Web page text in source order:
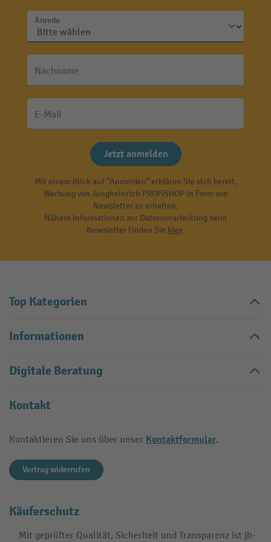
Anrede
Nachname
E-Mail
Jetzt anmelden
Mit einem Klick auf "Anmelden" erklären Sie sich bereit,
Werbung von Jungheinrich PROFISHOP in Form von
Newsletter zu erhalten.
Nähere Informationen zur Datenverarbeitung beim
Newsletter finden Sie hier.
Top Kategorien
Informationen
Digitale Beratung
Kontakt
Kontaktieren Sie uns über unser Kontaktformular.
Vertrag widerrufen
Käuferschutz
Mit geprüfter Qualität, Sicherheit und Transparenz ist jh-